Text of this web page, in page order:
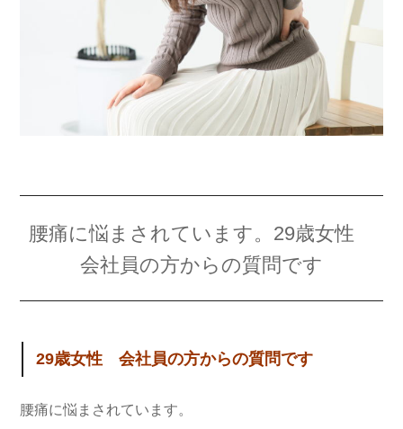
腰痛に悩まされています。29歳女性
会社員の方からの質問です
29歳女性 会社員の方からの質問です
腰痛に悩まされています。